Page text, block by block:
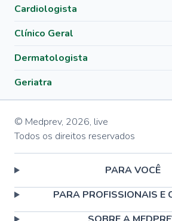
Cardiologista
Clínico Geral
Dermatologista
Geriatra
© Medprev, 2026, live
Todos os direitos reservados
PARA VOCÊ
PARA PROFISSIONAIS E